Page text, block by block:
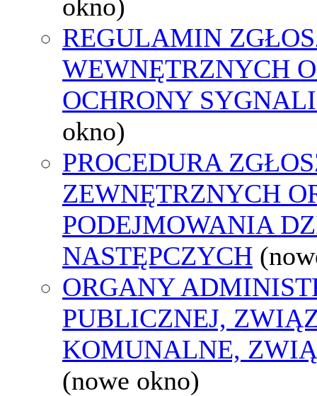
okno)
REGULAMIN
WEWNĘTRZNYCH
OCHRONY
okno)
PROCEDURA
ZEWNĘTRZNYCH
PODEJMOWANIA
NASTĘPCZYCH
ORGANY
PUBLICZNEJ,
KOMUNALNE,
(nowe okno)